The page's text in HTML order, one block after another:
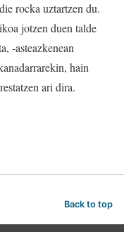
rocka uztartzen du.
jotzen duen talde
-asteazkenean
hain
ari dira.
Back to top